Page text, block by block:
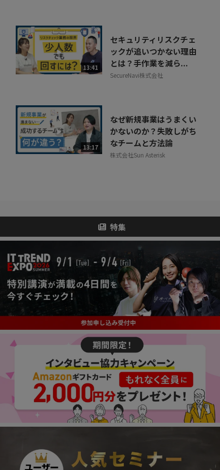
13:41
セキュリティリスクチェ
ックが追いつかない理由
とは？手作業を減ら...
SecureNavi株式会社
13:17
なぜ新規事業はうまくい
かないのか？失敗しがち
なチームと方法論
株式会社Sun Asterisk
特集